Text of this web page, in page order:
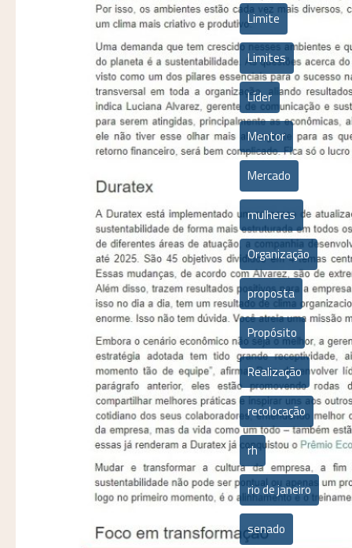
Limite
Limites
Líder
Mentor
Mercado
mulheres
Organização
proposta
Propósito
Realização
recolocação
rh
rio de janeiro
senado